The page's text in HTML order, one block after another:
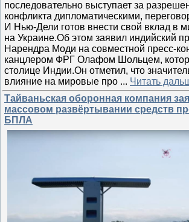
последовательно выступает за
конфликта дипломатическими,
И Нью-Дели готов внести свой вклад в
на Украине.Об этом заявил индийский
Нарендра Моди на совместной пресс-
канцлером ФРГ Олафом Шольцем,
столице Индии.Он отметил, что
влияние на мировые про ... Читать
Тайваньская оборонная компания
массовом развёртывании средств
БПЛА